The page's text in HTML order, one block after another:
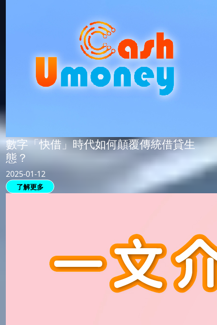
數字「快借」時代如何顛覆傳統借貸生
態？
2025-01-12
了解更多